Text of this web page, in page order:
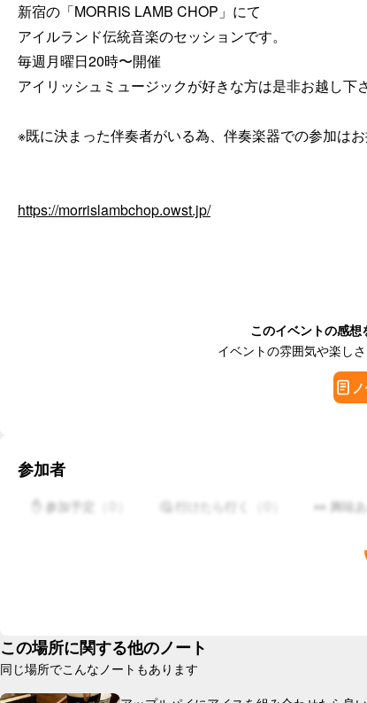
新宿の「MORRIS LAMB CHOP」にて
アイルランド伝統音楽のセッションです。
毎週月曜日20時〜開催
アイリッシュミュージックが好きな方は是非お越し下さ
※既に決まった伴奏者がいる為、伴奏楽器での参加はお
https://morrislambchop.owst.jp/
このイベントの感想
イベントの雰囲気や楽し
参加者
✋ 参加予定 🤔 行けたら行く 👀 興味あ
この場所に関する他のノート
同じ場所でこんなノートもあります